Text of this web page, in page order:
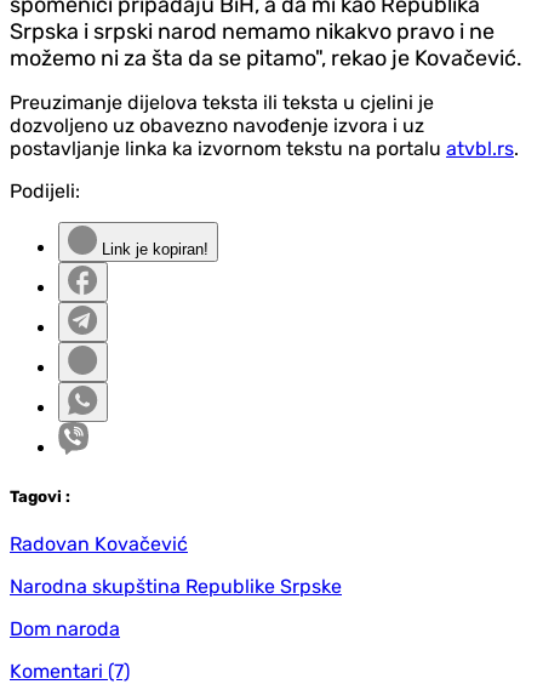
spomenici pripadaju BiH, a da mi kao Republika
Srpska i srpski narod nemamo nikakvo pravo i ne
možemo ni za šta da se pitamo", rekao je Kovačević.
Preuzimanje dijelova teksta ili teksta u cjelini je
dozvoljeno uz obavezno navođenje izvora i uz
postavljanje linka ka izvornom tekstu na portalu atvbl.rs.
Podijeli:
Link je kopiran!
Tagovi :
Radovan Kovačević
Narodna skupština Republike Srpske
Dom naroda
Komentari (7)